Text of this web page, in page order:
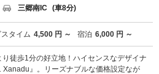
三郷南IC (車8分)
タイム 4,500 円 ～ 宿泊 6,000 円 ～
り徒歩1分の好立地！ハイセンスなデザイナ
』。リーズナブルな価格設定なが